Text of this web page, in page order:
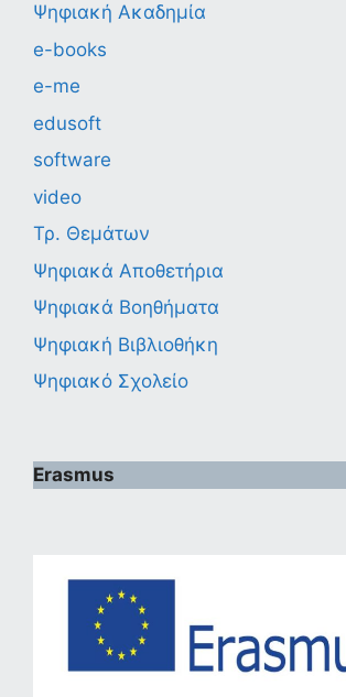
Ψηφιακή Ακαδημία
e-books
e-me
edusoft
software
video
Τρ. Θεμάτων
Ψηφιακά Αποθετήρια
Ψηφιακά Βοηθήματα
Ψηφιακή Βιβλιοθήκη
Ψηφιακό Σχολείο
Erasmus